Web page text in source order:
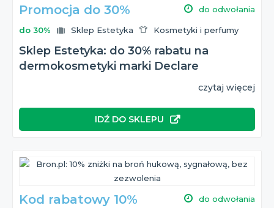
Promocja do 30% do odwołania
do 30% Sklep Estetyka Kosmetyki i perfumy
Sklep Estetyka: do 30% rabatu na
dermokosmetyki marki Declare
czytaj więcej
IDŹ DO SKLEPU
Kod rabatowy 10% do odwołania